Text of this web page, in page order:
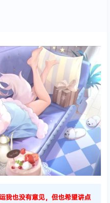
我也没有意见，但也希望讲点